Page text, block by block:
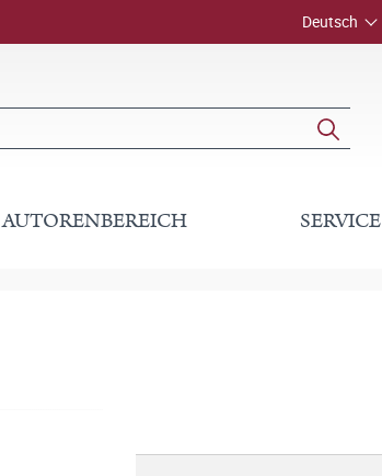
Deutsch
AUTORENBEREICH SERVICE